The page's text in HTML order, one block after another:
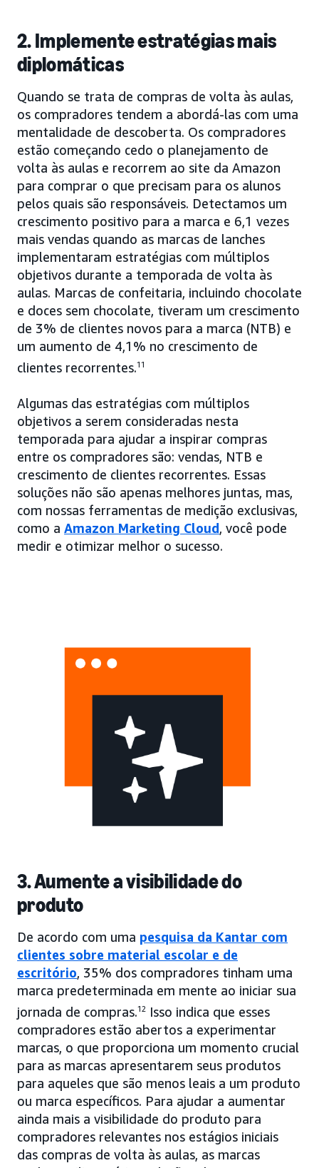
2. Implemente estratégias mais
diplomáticas
Quando se trata de compras de volta às aulas,
os compradores tendem a abordá-las com uma
mentalidade de descoberta. Os compradores
estão começando cedo o planejamento de
volta às aulas e recorrem ao site da Amazon
para comprar o que precisam para os alunos
pelos quais são responsáveis. Detectamos um
crescimento positivo para a marca e 6,1 vezes
mais vendas quando as marcas de lanches
implementaram estratégias com múltiplos
objetivos durante a temporada de volta às
aulas. Marcas de confeitaria, incluindo chocolate
e doces sem chocolate, tiveram um crescimento
de 3% de clientes novos para a marca (NTB) e
um aumento de 4,1% no crescimento de
clientes recorrentes.11
Algumas das estratégias com múltiplos
objetivos a serem consideradas nesta
temporada para ajudar a inspirar compras
entre os compradores são: vendas, NTB e
crescimento de clientes recorrentes. Essas
soluções não são apenas melhores juntas, mas,
com nossas ferramentas de medição exclusivas,
como a Amazon Marketing Cloud, você pode
medir e otimizar melhor o sucesso.
3. Aumente a visibilidade do
produto
De acordo com uma pesquisa da Kantar com
clientes sobre material escolar e de
escritório, 35% dos compradores tinham uma
marca predeterminada em mente ao iniciar sua
jornada de compras.12
Isso indica que esses
compradores estão abertos a experimentar
marcas, o que proporciona um momento crucial
para as marcas apresentarem seus produtos
para aqueles que são menos leais a um produto
ou marca específicos. Para ajudar a aumentar
ainda mais a visibilidade do produto para
compradores relevantes nos estágios iniciais
das compras de volta às aulas, as marcas